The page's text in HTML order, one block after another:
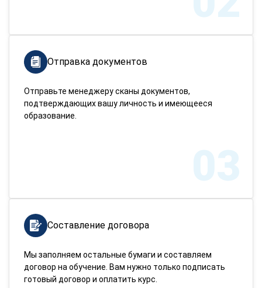
Отправка документов
Отправьте менеджеру сканы документов,
подтверждающих вашу личность и имеющееся
образование.
03
Составление договора
Мы заполняем остальные бумаги и составляем
договор на обучение. Вам нужно только подписать
готовый договор и оплатить курс.